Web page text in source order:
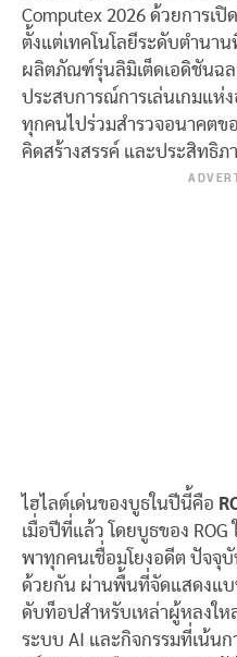
Computex 2026 ด้วยการเ
ตั้งแต่เทคโนโลยีระดับตำนา
ผลิตภัณฑ์รุ่นลิมิเต็ดเอดิชันฉ
ประสบการณ์การเล่นเกมแห่
ทุกคนไปร่วมสำรวจอนาคตข
คิดสร้างสรรค์ และประสิทธิ
ไฮไลต์เด่นของบูธในปีนี้คือ
เมื่อปีที่แล้ว โดยบูธของ ROG
พาทุกคนเชื่อมโยงอดีต ปัจจุ
ด้วยกัน ผ่านพื้นที่จัดแสดงแบ
ดับท็อปสำหรับเหล่าผู้หลงใ
ระบบ AI และกิจกรรมที่เน้น